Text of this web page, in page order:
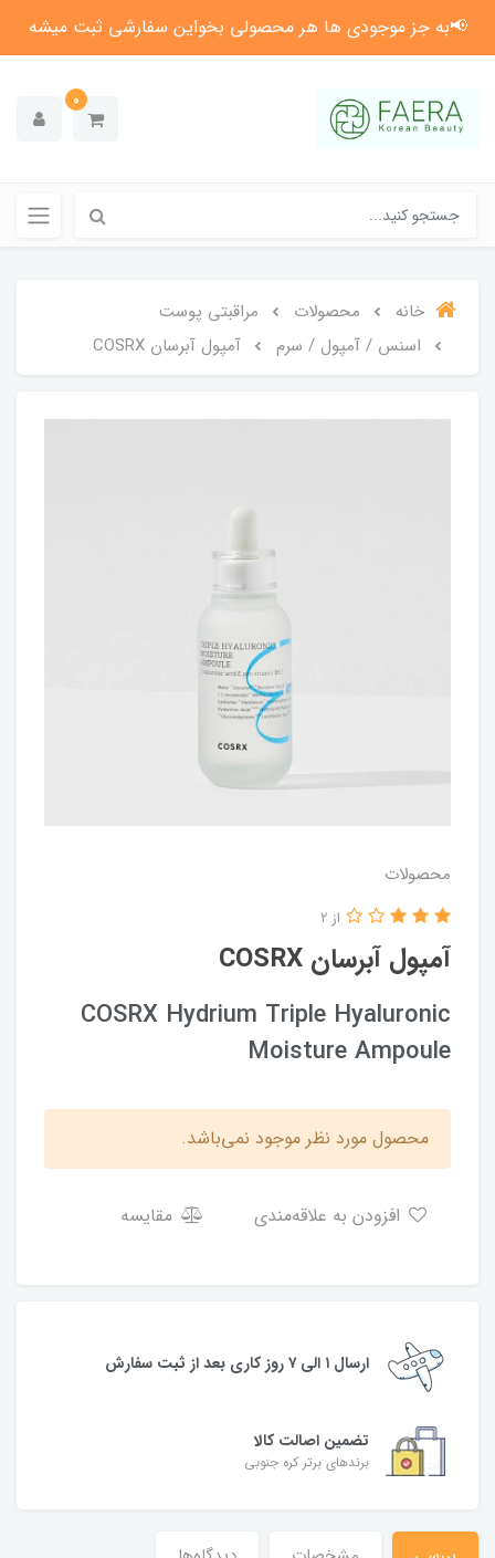
📢به جز موجودی ها هر محصولی بخواین سفارشی ثبت میشه
0
خانه محصولات
مراقبتی پوست
اسنس / آمپول / سرم
آمپول آبرسان COSRX
محصولات
آمپول آبرسان COSRX
از 2
COSRX Hydrium Triple Hyaluronic
Moisture Ampoule
محصول مورد نظر موجود نمی‌باشد.
مقایسه
ارسال ۱ الی ۷ روز کاری بعد از ثبت سفارش
تضمین اصالت کالا
برندهای برتر کره جنوبی